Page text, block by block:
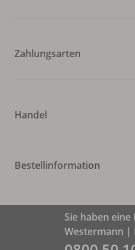
Zahlungsarten
Handel
Bestellinformation
Sie haben
Westermann |